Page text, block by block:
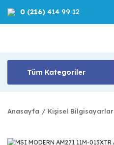
0 (216) 414 99 12
Tüm Kategoriler
Anasayfa Kişisel Bilgisayarlar